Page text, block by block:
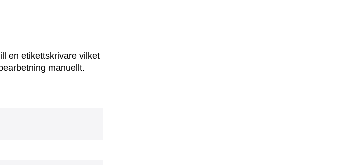
en etikettskrivare vilket
manuellt.